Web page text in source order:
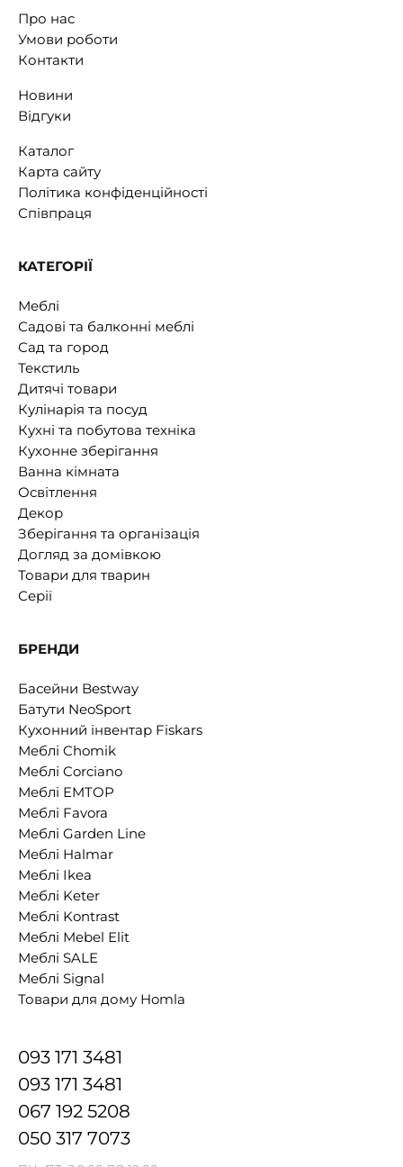
Про нас
Умови роботи
Контакти
Новини
Відгуки
Каталог
Карта сайту
Політика конфіденційності
Співпраця
КАТЕГОРІЇ
Меблі
Садові та балконні меблі
Сад та город
Текстиль
Дитячі товари
Кулінарія та посуд
Кухні та побутова техніка
Кухонне зберігання
Ванна кімната
Освітлення
Декор
Зберігання та організація
Догляд за домівкою
Товари для тварин
Серії
БРЕНДИ
Басейни Bestway
Батути NeoSport
Кухонний інвентар Fiskars
Меблі Chomik
Меблі Corciano
Меблі EMTOP
Меблі Favora
Меблі Garden Line
Меблі Halmar
Меблі Ikea
Меблі Keter
Меблі Kontrast
Меблі Mebel Elit
Меблі SALE
Меблі Signal
Товари для дому Homla
093 171 3481
093 171 3481
067 192 5208
050 317 7073